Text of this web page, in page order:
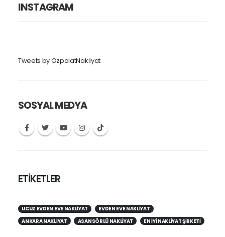
INSTAGRAM
Tweets by OzpolatNakliyat
SOSYAL MEDYA
ETİKETLER
UCUZ EVDEN EVE NAKLIYAT
EVDEN EVE NAKLIYAT
ANKARA NAKLIYAT
ASANSÖRLÜ NAKLIYAT EN IYI NAKLIYAT ŞIRKETI